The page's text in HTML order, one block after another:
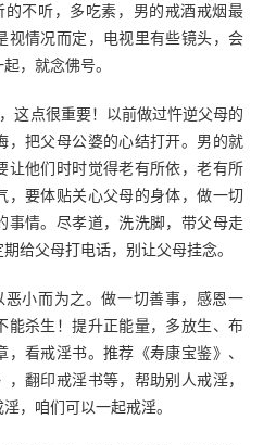
不听，多吃素，男的戒酒戒烟最
视情况而定，电视里有些镜头，会
，就念佛号。
这点很重要！以前做过忤逆父母的
，把父母公婆的心结打开。男的就
让他们时时觉得老有所依，老有所
，要体贴关心父母的身体，做一切
事情。尽孝道，洗洗脚，带父母走
给父母打电话，别让父母挂念。
小而为之。做一切善事，感恩一
能杀生！提升正能量，多放生、布
看戒淫书。推荐《寿康宝鉴》、
，翻印戒淫书等，帮助别人戒淫，
，咱们可以一起戒淫。